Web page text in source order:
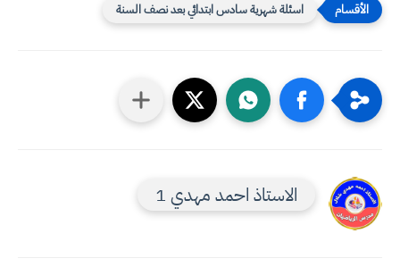
اسئلة شهرية سادس ابتدائي بعد نصف السنة
الاستاذ احمد مهدي 1